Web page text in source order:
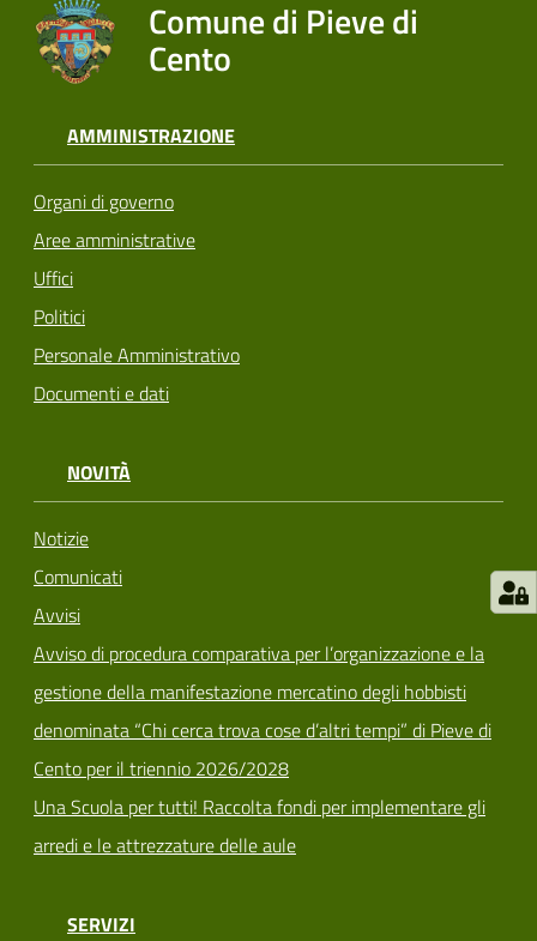
Comune di Pieve di
Cento
AMMINISTRAZIONE
Organi di governo
Aree amministrative
Uffici
Politici
Personale Amministrativo
Documenti e dati
NOVITÀ
Notizie
Comunicati
Avvisi
Avviso di procedura comparativa per l’organizzazione e la
gestione della manifestazione mercatino degli hobbisti
denominata “Chi cerca trova cose d’altri tempi” di Pieve di
Cento per il triennio 2026/2028
Una Scuola per tutti! Raccolta fondi per implementare gli
arredi e le attrezzature delle aule
SERVIZI